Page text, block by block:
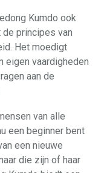
Kumdo ook
principes van
Het moedigt
eigen vaardigheden
aan de
van alle
een beginner bent
een nieuwe
die zijn of haar